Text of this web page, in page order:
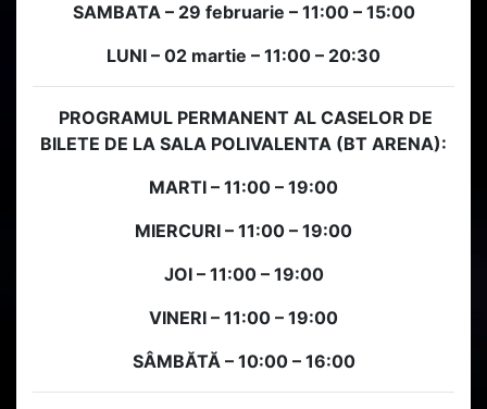
SAMBATA – 29 februarie – 11:00 – 15:00
LUNI – 02 martie – 11:00 – 20:30
PROGRAMUL PERMANENT AL CASELOR DE
BILETE DE LA SALA POLIVALENTA (BT ARENA):
MARTI – 11:00 – 19:00
MIERCURI – 11:00 – 19:00
JOI – 11:00 – 19:00
VINERI – 11:00 – 19:00
SÂMBĂTĂ – 10:00 – 16:00